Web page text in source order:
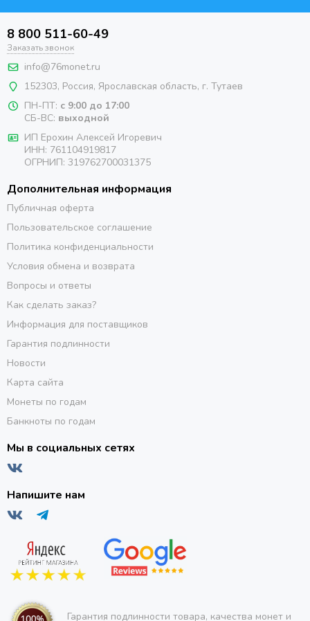
8 800 511-60-49
Заказать звонок
info@76monet.ru
152303, Россия, Ярославская область, г. Тутаев
ПН-ПТ: с 9:00 до 17:00
СБ-ВС: выходной
ИП Ерохин Алексей Игоревич
ИНН: 761104919817
ОГРНИП: 319762700031375
Дополнительная информация
Публичная оферта
Пользовательское соглашение
Политика конфиденциальности
Условия обмена и возврата
Вопросы и ответы
Как сделать заказ?
Информация для поставщиков
Гарантия подлинности
Новости
Карта сайта
Монеты по годам
Банкноты по годам
Мы в социальных сетях
Напишите нам
Гарантия подлинности товара, качества монет и